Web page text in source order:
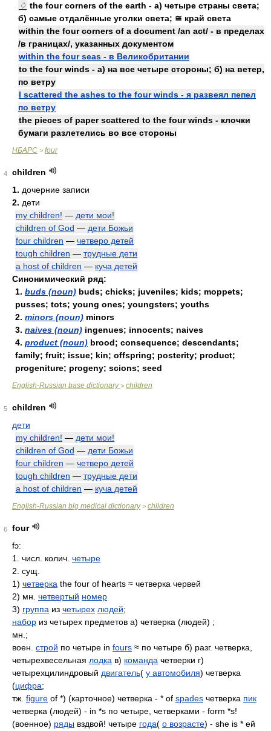
♢ the four corners of the earth - а) четыре страны света;
б) самые отдалённые уголки света; ≅ край света
within the four corners of a document /an act/ - в пределах
/в границах/, указанных документом
within the four seas - в Великобритании
to the four winds - а) на все четыре стороны; б) на ветер,
по ветру
I scattered the ashes to the four winds - я развеял пепел
по ветру
the pieces of paper scattered to the four winds - клочки
бумаги разлетелись во все стороны
НБАРС > four
4
children
1. дочерние записи
2. дети
my children! — дети мои!
children of God — дети Божьи
four children — четверо детей
tough children — трудные дети
a host of children — куча детей
Синонимический ряд:
1. buds (noun) buds; chicks; juveniles; kids; moppets;
pusses; tots; young ones; youngsters; youths
2. minors (noun) minors
3. naives (noun) ingenues; innocents; naives
4. product (noun) brood; consequence; descendants;
family; fruit; issue; kin; offspring; posterity; product;
progeniture; progeny; scions; seed
English-Russian base dictionary> children
5
children
дети
my children! — дети мои!
children of God — дети Божьи
four children — четверо детей
tough children — трудные дети
a host of children — куча детей
English-Russian big medical dictionary> children
6
four
fɔ:
1. числ. колич. четыре
2. сущ.
1) четверка the four of hearts ≈ четверка червей
2) мн. четвертый номер
3) группа из четырех людей;
набор из четырех предметов а) четверка (людей) ;
мн.;
воен. строй по четыре in fours ≈ по четыре б) разг. четверка,
четырехвесельная лодка в) команда четверки г)
четырехцилиндровый двигатель( у автомобиля) четверка
(цифра;
тж. figure of *) (карточное) четверка - * of spades четверка пик
четверка (людей) - in *s по четыре, четверками - form *s!
(военное) ряды вздвой! четыре года( о возрасте) - she is * ей